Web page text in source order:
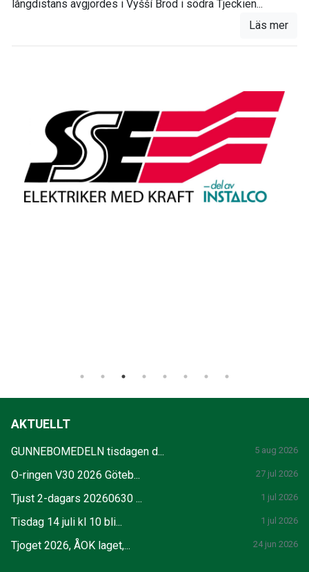
långdistans avgjordes i Vyšší Brod i södra Tjeckien...
Läs mer
AKTUELLT
GUNNEBOMEDELN tisdagen d... 5 aug 2026
O-ringen V30 2026 Göteb... 27 jul 2026
Tjust 2-dagars 20260630 ... 1 jul 2026
Tisdag 14 juli kl 10 bli... 1 jul 2026
Tjoget 2026, ÅOK laget,... 24 jun 2026